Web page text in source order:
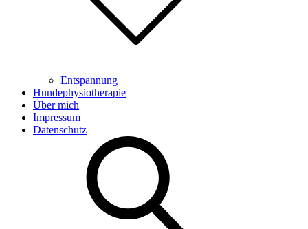
Entspannung
Hundephysiotherapie
Über mich
Impressum
Datenschutz